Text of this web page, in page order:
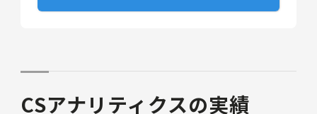
CSアナリティクスの実績